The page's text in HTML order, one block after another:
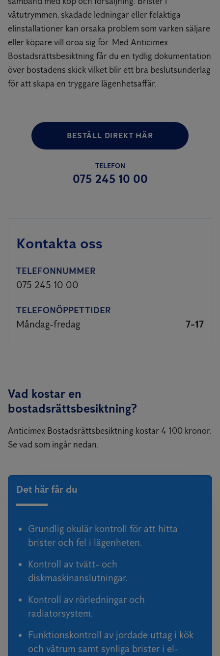
våtutrymmen, skadade ledningar eller felaktiga
elinstallationer kan orsaka problem som varken säljare
eller köpare vill oroa sig för. Med Anticimex
Bostadsrättsbesiktning får du en tydlig dokumentation
över bostadens skick vilket blir ett bra beslutsunderlag
för att skapa en tryggare lägenhetsaffär.
BESTÄLL DIREKT HÄR
TELEFON
075 245 10 00
Kontakta oss
TELEFONNUMMER
075 245 10 00
TELEFONÖPPETTIDER
Måndag-fredag 7-17
Vad kostar en
bostadsrättsbesiktning?
Anticimex Bostadsrättsbesiktning kostar 4 100 kronor.
Se vad som ingår nedan.
Det här får du
Grundlig okulär kontroll för att hitta
brister och fel i lägenheten.
Kontroll av tvätt- och
diskmaskinanslutningar.
Kontroll av rörledningar och
radiatorsystem.
Funktionskontroll av jordade uttag i kök
och våtrum samt synliga brister i el-